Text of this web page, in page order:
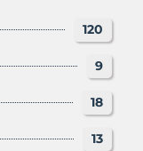
120
9
18
13